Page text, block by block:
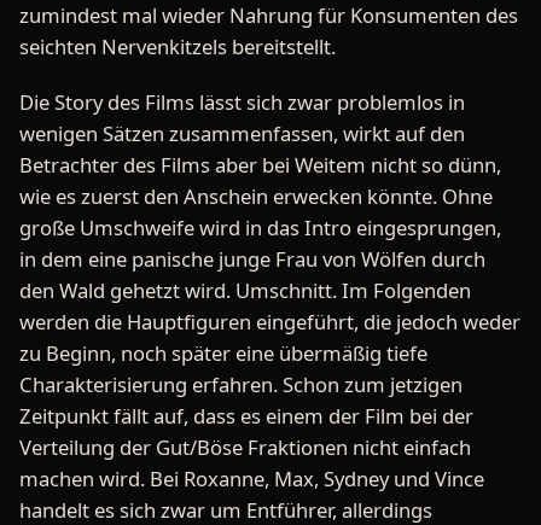
zumindest mal wieder Nahrung für Konsumenten des
seichten Nervenkitzels bereitstellt.
Die Story des Films lässt sich zwar problemlos in
wenigen Sätzen zusammenfassen, wirkt auf den
Betrachter des Films aber bei Weitem nicht so dünn,
wie es zuerst den Anschein erwecken könnte. Ohne
große Umschweife wird in das Intro eingesprungen,
in dem eine panische junge Frau von Wölfen durch
den Wald gehetzt wird. Umschnitt. Im Folgenden
werden die Hauptfiguren eingeführt, die jedoch weder
zu Beginn, noch später eine übermäßig tiefe
Charakterisierung erfahren. Schon zum jetzigen
Zeitpunkt fällt auf, dass es einem der Film bei der
Verteilung der Gut/Böse Fraktionen nicht einfach
machen wird. Bei Roxanne, Max, Sydney und Vince
handelt es sich zwar um Entführer, allerdings